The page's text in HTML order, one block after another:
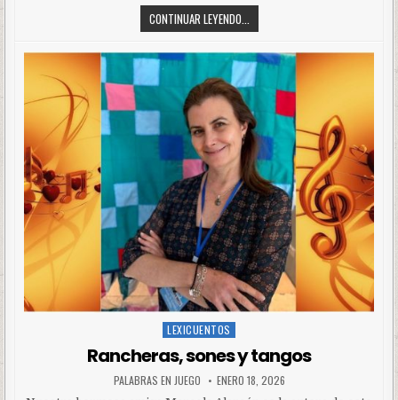
CONTINUAR LEYENDO...
Posted
LEXICUENTOS
Rancheras, sones y tangos
PALABRAS EN JUEGO ENERO 18, 2026